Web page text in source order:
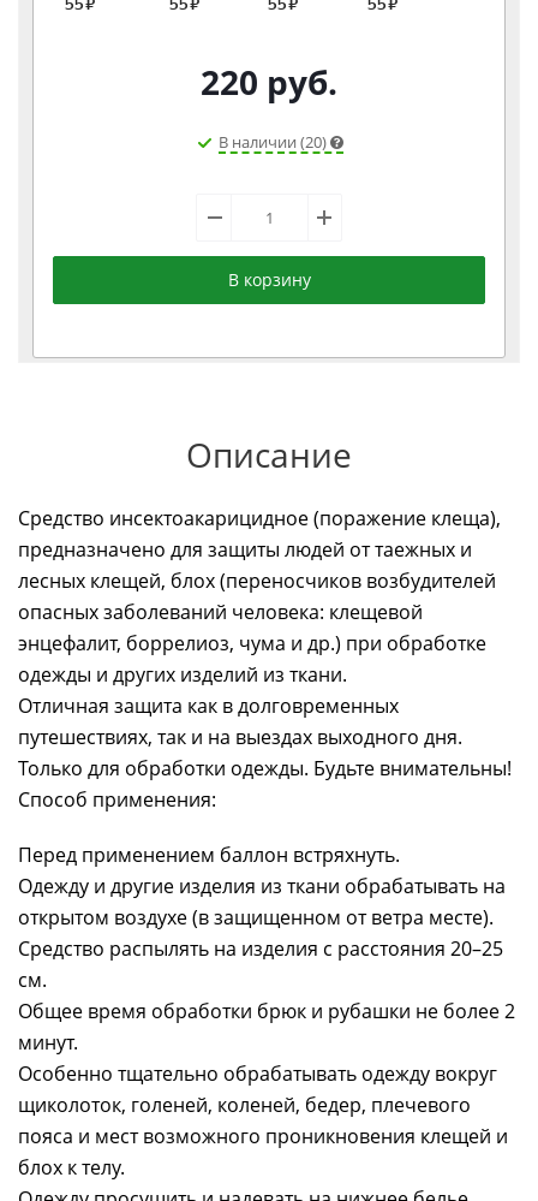
220 руб.
В наличии (20)
В корзину
Описание
Средство инсектоакарицидное (поражение клеща),
предназначено для защиты людей от таежных и
лесных клещей, блох (переносчиков возбудителей
опасных заболеваний человека: клещевой
энцефалит, боррелиоз, чума и др.) при обработке
одежды и других изделий из ткани.
Отличная защита как в долговременных
путешествиях, так и на выездах выходного дня.
Только для обработки одежды. Будьте внимательны!
Способ применения:
Перед применением баллон встряхнуть.
Одежду и другие изделия из ткани обрабатывать на
открытом воздухе (в защищенном от ветра месте).
Средство распылять на изделия с расстояния 20–25
см.
Общее время обработки брюк и рубашки не более 2
минут.
Особенно тщательно обрабатывать одежду вокруг
щиколоток, голеней, коленей, бедер, плечевого
пояса и мест возможного проникновения клещей и
блох к телу.